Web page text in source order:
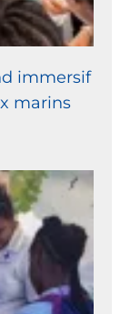
immersif
marins